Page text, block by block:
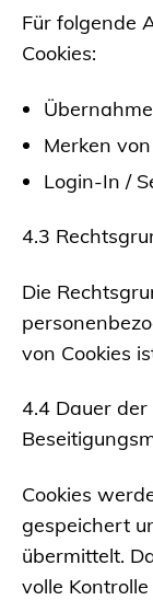
Für folgende
Cookies:
Merken
Login-In /
4.3
Die
von Cookies
4.4 Dauer
Cookies
gespeichert
übermittelt.
volle